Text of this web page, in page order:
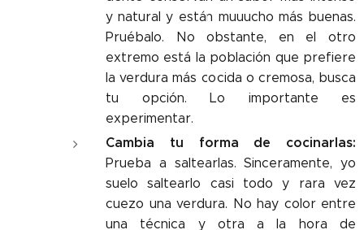
y natural y están muuucho más buenas.
Pruébalo. No obstante, en el otro
extremo está la población que prefiere
la verdura más cocida o cremosa, busca
tu opción. Lo importante es
experimentar.
Cambia tu forma de cocinarlas:
Prueba a saltearlas. Sinceramente, yo
suelo saltearlo casi todo y rara vez
cuezo una verdura. No hay color entre
una técnica y otra a la hora de